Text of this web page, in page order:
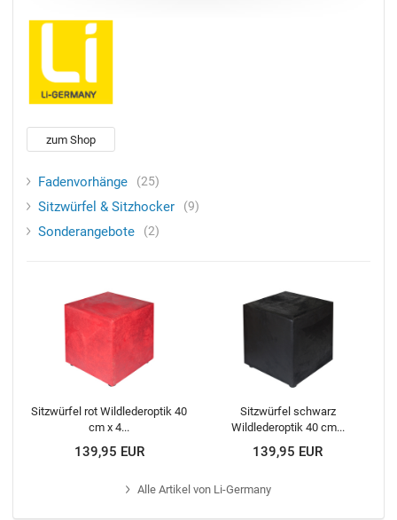
zum Shop
Fadenvorhänge 25
Sitzwürfel & Sitzhocker 9
Sonderangebote 2
Sitzwürfel rot Wildlederoptik 40
cm x 4...
139,95 EUR
Sitzwürfel schwarz
Wildlederoptik 40 cm...
139,95 EUR
Alle Artikel von Li-Germany